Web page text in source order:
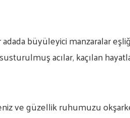
büyüleyici manzaralar
acılar, kaçılan
ve güzellik ruhumuzu